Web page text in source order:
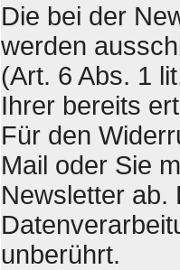
Die bei der
werden
(Art. 6 Abs. 1
Ihrer bereits
Für den
Mail oder Sie
Newsletter ab.
unberührt.